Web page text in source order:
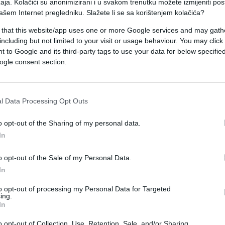
Kolačići su anonimizirani i u svakom trenutku možete izmijeniti
Internet pregledniku. Slažete li se sa korištenjem kolačića?
that this website/app uses one or more Google services and may
but not limited to your visit or usage behaviour. You may
to Google and its third-party tags to use your data for below
consent section.
Data Processing Opt Outs
opt-out of the Sharing of my personal data.
opt-out of the Sale of my Personal Data.
opt-out of processing my Personal Data for Targeted
spojnom prometnicom biti povezan s
preko novog mosta na Savi s
i Doboju na svečanoj ceremoniji koja će
bi otvoriti predsjednik hrvatske vlade
Borjana Krišto, navodi portal Klix.
su dovršeni i posljednji radovi na izgradnji i
"Svi radovi i opremanje novog graničnog
za njegov tehnički pregled, koji će se
ih citiraju banjolučke "Nezavisne novine".
privremenog rješenja dok dvije države ne
svih graničnih prijelaza a takav status
V c kod Svilaja.
preko starog prijelaza do kojega vodi uska